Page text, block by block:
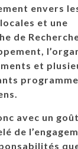
envers
et une
de
et
avec un goût
de